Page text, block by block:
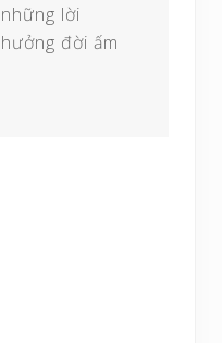
lời
đời ấm